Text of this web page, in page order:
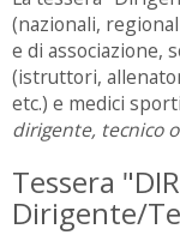
(nazionali,
e di associazione,
(istruttori,
etc.) e medici
dirigente, tecnico
Tessera
Dirigente/